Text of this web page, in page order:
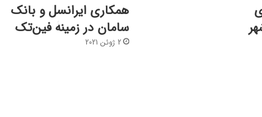
همکاری ایرانسل و بانک
سامان در زمینۀ فین‌تک
2 ژوئن 2021